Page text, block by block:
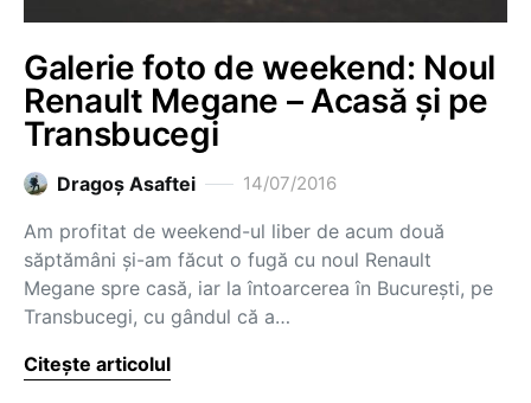
Galerie foto de weekend: Noul
Renault Megane – Acasă și pe
Transbucegi
Dragoş Asaftei 14/07/2016
Am profitat de weekend-ul liber de acum două
săptămâni și-am făcut o fugă cu noul Renault
Megane spre casă, iar la întoarcerea în București, pe
Transbucegi, cu gândul că a…
Citește articolul